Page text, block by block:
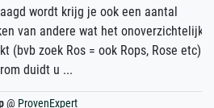
krijg je ook een aantal
wat het onoverzichtelijk
Ros = ook Rops, Rose etc).
...